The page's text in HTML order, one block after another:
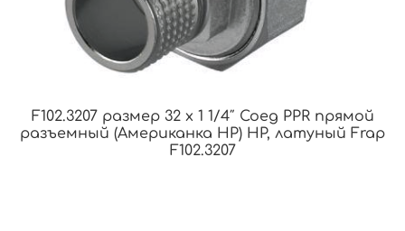
F102.3207 размер 32 x 1 1/4″ Соед PPR прямой
разъемный (Американка НР) НР, латуный Frap
F102.3207